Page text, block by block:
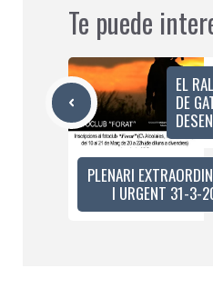
Te puede
EL
DE
PLENARI
I URGENT 31-3-